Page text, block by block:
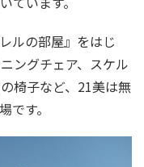
ルの部屋』をはじ
ングチェア、スケル
椅子など、21美は無
です。